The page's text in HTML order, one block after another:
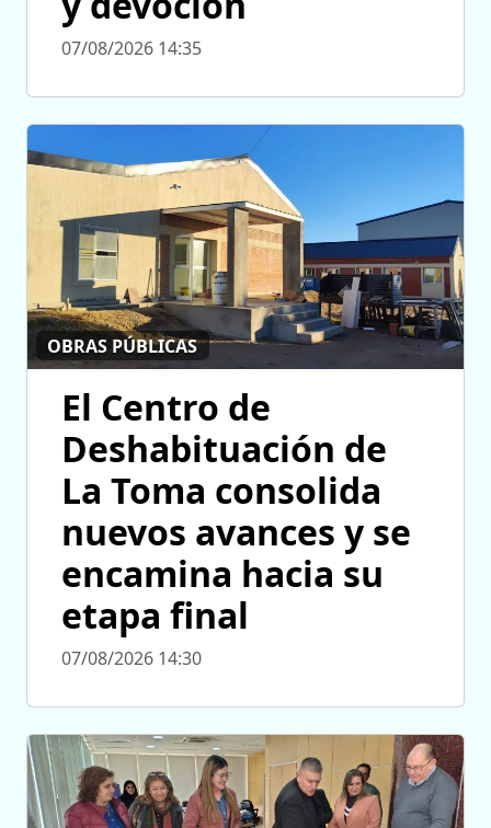
07/08/2026 14:35
OBRAS PÚBLICAS
El Centro de
Deshabituación de
La Toma consolida
nuevos avances y se
encamina hacia su
etapa final
07/08/2026 14:30